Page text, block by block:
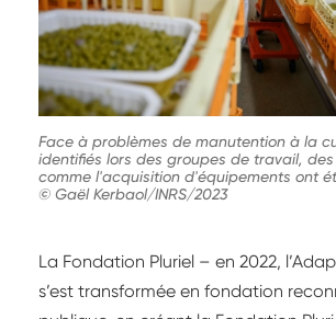
Face à problèmes de manutention à la
identifiés lors des groupes de travail, des
comme l'acquisition d'équipements ont
© Gaël Kerbaol/INRS/2023
La Fondation Pluriel – en 2022,
s’est transformée en fondation